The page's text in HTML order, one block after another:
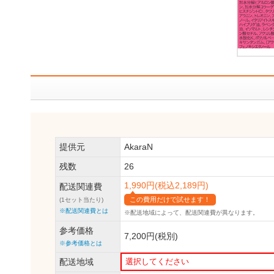
提供元
AkaraN
残数
26
配送関連費
(1セット当たり)
※配送関連費とは
1,990円(税込2,189円)
この費用だけで試せます！
※配送地域によって、 配送関連費が異なります。
参考価格
※参考価格とは
7,200円(税別)
配送地域